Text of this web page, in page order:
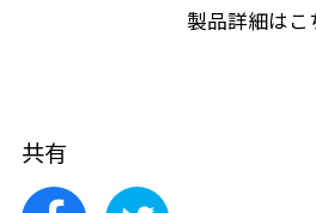
製品詳細はこ
共有